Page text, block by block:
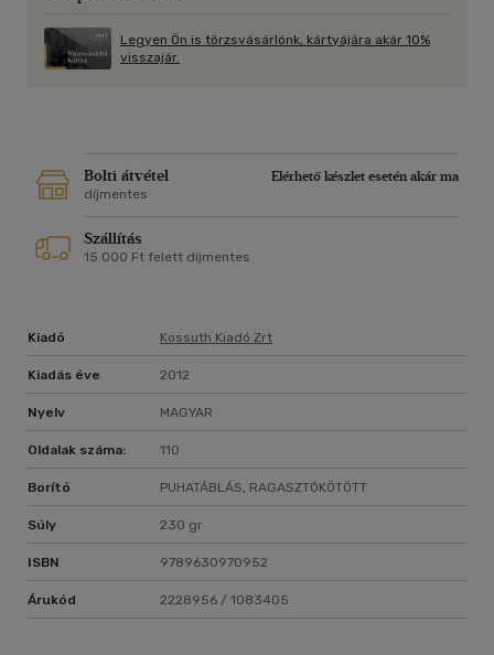
Legyen Ön is törzsvásárlónk, kártyájára akár 10%
visszajár.
Bolti átvétel
Elérhető készlet esetén akár ma
díjmentes
Szállítás
15 000 Ft felett díjmentes
Kiadó Kossuth Kiadó Zrt
Kiadás éve 2012
Nyelv MAGYAR
Oldalak száma: 110
Borító PUHATÁBLÁS, RAGASZTÓKÖTÖTT
Súly 230 gr
ISBN 9789630970952
Árukód 2228956 / 1083405